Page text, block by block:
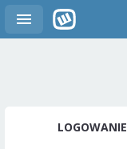
LOGOWANIE